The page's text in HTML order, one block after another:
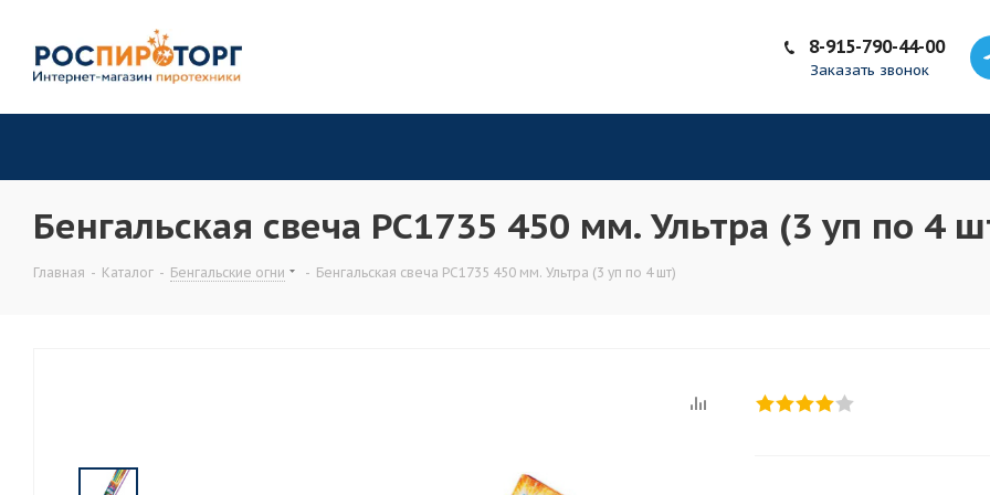
8-915-790-44-00
Заказать звонок
Бенгальская свеча РС1735 450 мм. Ультра (3 уп по 4
Главная - Каталог - Бенгальские огни - Бенгальская свеча РС1735 450 мм. Ультра (3 уп по 4 шт)